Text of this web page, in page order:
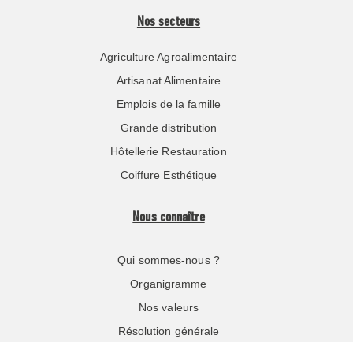
Nos secteurs
Agriculture Agroalimentaire
Artisanat Alimentaire
Emplois de la famille
Grande distribution
Hôtellerie Restauration
Coiffure Esthétique
Nous connaître
Qui sommes-nous ?
Organigramme
Nos valeurs
Résolution générale